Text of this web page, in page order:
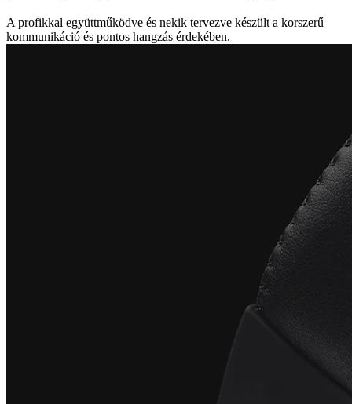
A profikkal együttműködve és nekik tervezve készült a korszerű
kommunikáció és pontos hangzás érdekében.